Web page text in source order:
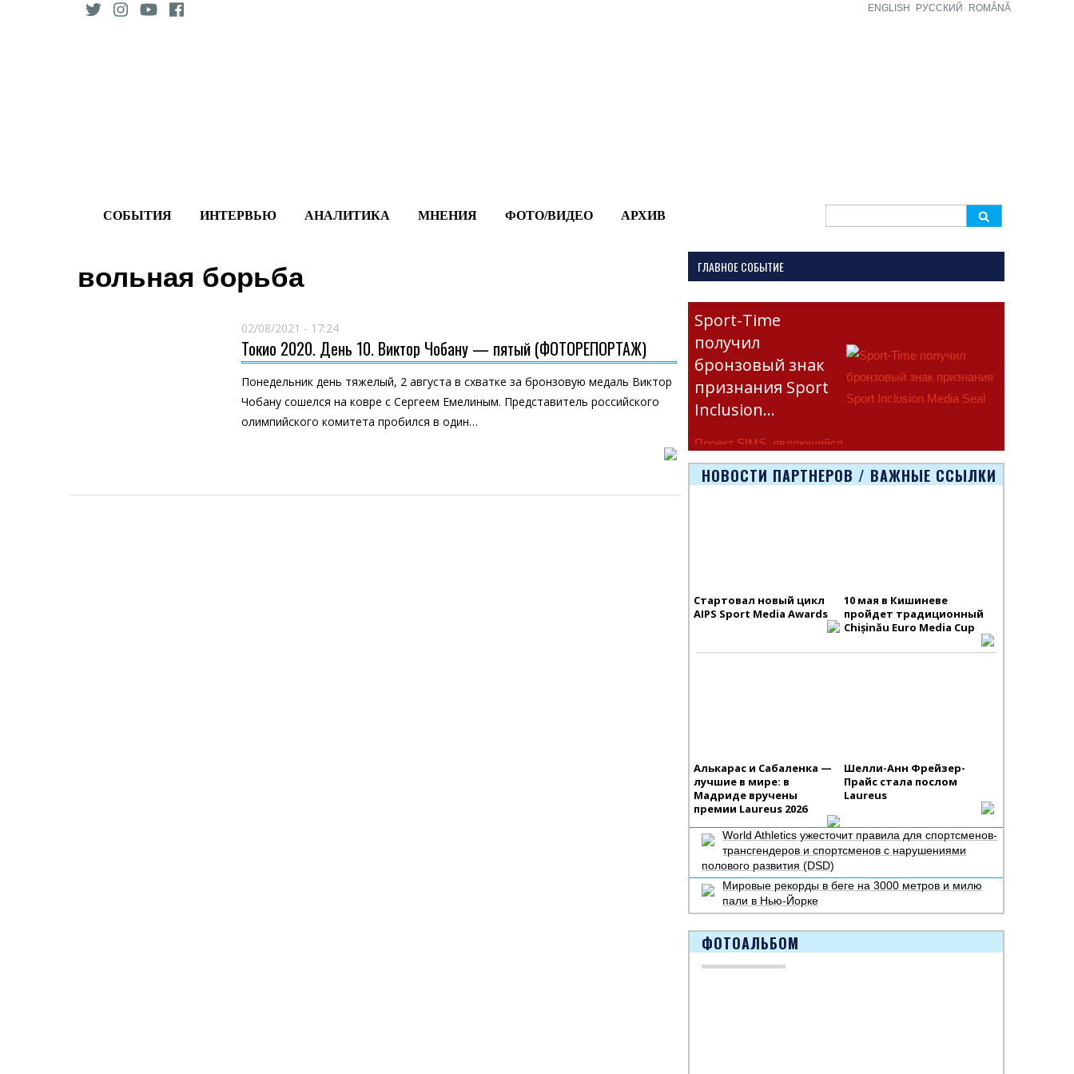
ENGLISH РУССКИЙ ROMÂNĂ
СОБЫТИЯ ИНТЕРВЬЮ АНАЛИТИКА МНЕНИЯ ФОТО/ВИДЕО АРХИВ
вольная борьба
02/08/2021 - 17:24
Токио 2020. День 10. Виктор Чобану — пятый (ФОТОРЕПОРТАЖ)
Понедельник день тяжелый, 2 августа в схватке за бронзовую медаль Виктор
Чобану сошелся на ковре с Сергеем Емелиным. Представитель российского
олимпийского комитета пробился в один…
ГЛАВНОЕ СОБЫТИЕ
Sport-Time
получил
бронзовый знак
признания Sport
Inclusion…
Проект SIMS, являющийся
частью программы
Erasmus+ Европейско
НОВОСТИ ПАРТНЕРОВ / ВАЖНЫЕ ССЫЛКИ
Стартовал новый цикл
AIPS Sport Media Awards
10 мая в Кишиневе
пройдет традиционный
Chișinău Euro Media Cup
Алькарас и Сабаленка —
лучшие в мире: в
Мадриде вручены
премии Laureus 2026
Шелли-Анн Фрейзер-
Прайс стала послом
Laureus
World Athletics ужесточит правила для спортсменов-
трансгендеров и спортсменов с нарушениями
полового развития (DSD)
Мировые рекорды в беге на 3000 метров и милю
пали в Нью-Йорке
ФОТОАЛЬБОМ